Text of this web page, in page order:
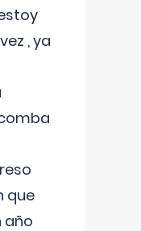
, ya
que
año